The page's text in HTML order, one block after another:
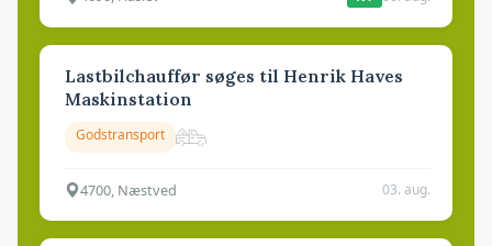
Lastbilchauffør søges til Henrik Haves
Maskinstation
Godstransport
4700, Næstved 03. aug.